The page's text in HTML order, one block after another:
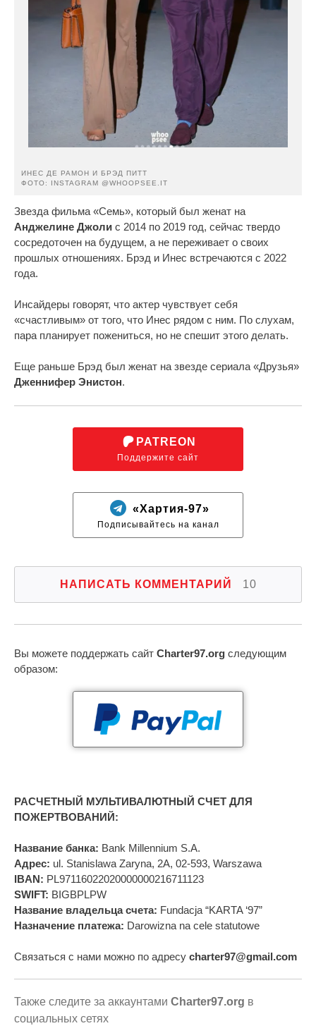
ИНЕС ДЕ РАМОН И БРЭД ПИТТ
ФОТО: INSTAGRAM @WHOOPSEE.IT
Звезда фильма «Семь», который был женат на
Анджелине Джоли с 2014 по 2019 год, сейчас твердо
сосредоточен на будущем, а не переживает о своих
прошлых отношениях. Брэд и Инес встречаются с 2022
года.
Инсайдеры говорят, что актер чувствует себя
«счастливым» от того, что Инес рядом с ним. По слухам,
пара планирует пожениться, но не спешит этого делать.
Еще раньше Брэд был женат на звезде сериала «Друзья»
Дженнифер Энистон.
PATREON
Поддержите сайт
«Хартия-97»
Подписывайтесь на канал
НАПИСАТЬ КОММЕНТАРИЙ 10
Вы можете поддержать сайт Charter97.org следующим
образом:
РАСЧЕТНЫЙ МУЛЬТИВАЛЮТНЫЙ СЧЕТ ДЛЯ
ПОЖЕРТВОВАНИЙ:
Название банка: Bank Millennium S.A.
Адрес: ul. Stanislawa Zaryna, 2A, 02-593, Warszawa
IBAN: PL97116022020000000216711123
SWIFT: BIGBPLPW
Название владельца счета: Fundacja “KARTA ‘97”
Назначение платежа: Darowizna na cele statutowe
Связаться с нами можно по адресу charter97@gmail.com
Также следите за аккаунтами Charter97.org в
социальных сетях